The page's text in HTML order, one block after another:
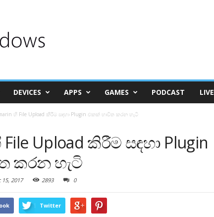
DEVICES APPS GAMES PODCAST LIVE
හි File Upload කිරීම සඳහා Plugin එකක් භාවිත කරන හැටි
Upload කිරීම සඳහා Plugin
කරන හැටි
15, 2017 2893 0
Twitter